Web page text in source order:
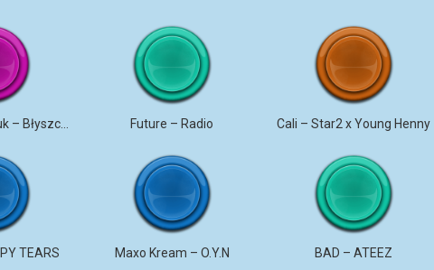
Maciej Malenczuk – Błyszczeć Future – Radio Cali – Star2 x Young Henny
TEARS Maxo Kream – O.Y.N BAD – ATEEZ